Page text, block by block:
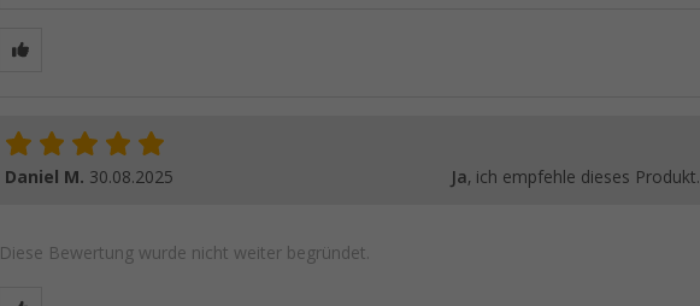
Daniel M. 30.08.2025 Ja, ich empfehle dieses Produkt.
Diese Bewertung wurde nicht weiter begründet.